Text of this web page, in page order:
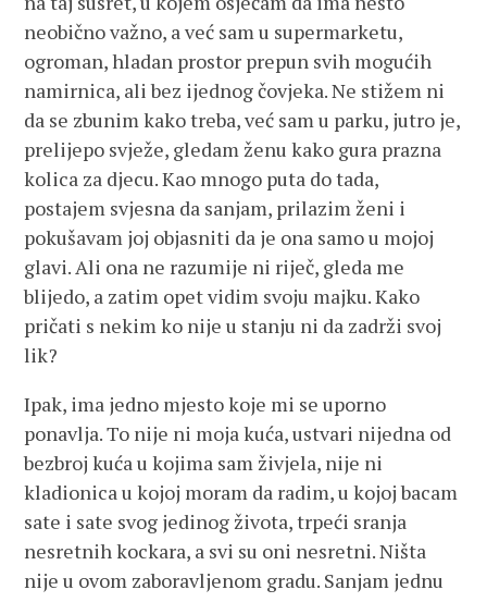
neobično važno, a već sam u supermarketu,
ogroman, hladan prostor prepun svih mogućih
namirnica, ali bez ijednog čovjeka. Ne stižem ni
da se zbunim kako treba, već sam u parku, jutro je,
prelijepo svježe, gledam ženu kako gura prazna
kolica za djecu. Kao mnogo puta do tada,
postajem svjesna da sanjam, prilazim ženi i
pokušavam joj objasniti da je ona samo u mojoj
glavi. Ali ona ne razumije ni riječ, gleda me
blijedo, a zatim opet vidim svoju majku. Kako
pričati s nekim ko nije u stanju ni da zadrži svoj
lik?
Ipak, ima jedno mjesto koje mi se uporno
ponavlja. To nije ni moja kuća, ustvari nijedna od
bezbroj kuća u kojima sam živjela, nije ni
kladionica u kojoj moram da radim, u kojoj bacam
sate i sate svog jedinog života, trpeći sranja
nesretnih kockara, a svi su oni nesretni. Ništa
nije u ovom zaboravljenom gradu. Sanjam jednu